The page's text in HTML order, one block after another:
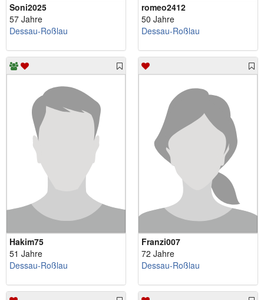
Soni2025
57 Jahre
Dessau-Roßlau
romeo2412
50 Jahre
Dessau-Roßlau
Hakim75
51 Jahre
Dessau-Roßlau
Franzi007
72 Jahre
Dessau-Roßlau